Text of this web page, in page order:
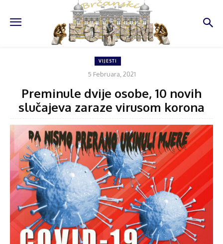
VIJESTI
5 Februara, 2021
Preminule dvije osobe, 10 novih
slučajeva zaraze virusom korona